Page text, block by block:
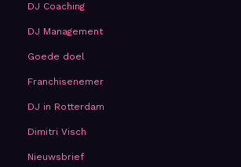
DJ Coaching
DJ Management
Goede doel
Franchisenemer
DJ in Rotterdam
Dimitri Visch
Nieuwsbrief